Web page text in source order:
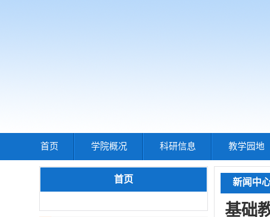
首页 学院概况 科研信息 教学园地
首页 新闻中
基础